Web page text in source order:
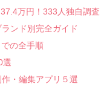
万円！333人独自調査
ンド別完全ガイド
の全手順
選
・編集アプリ５選